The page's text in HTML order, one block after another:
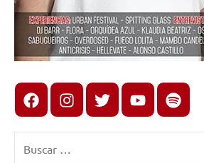
FacebookInstagram
X youtubespotify